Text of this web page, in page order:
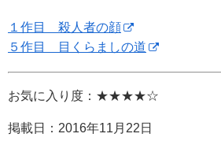
１作目 殺人者の顔
５作目 目くらましの道
お気に入り度：★★★★☆
掲載日： 2016年11月22日